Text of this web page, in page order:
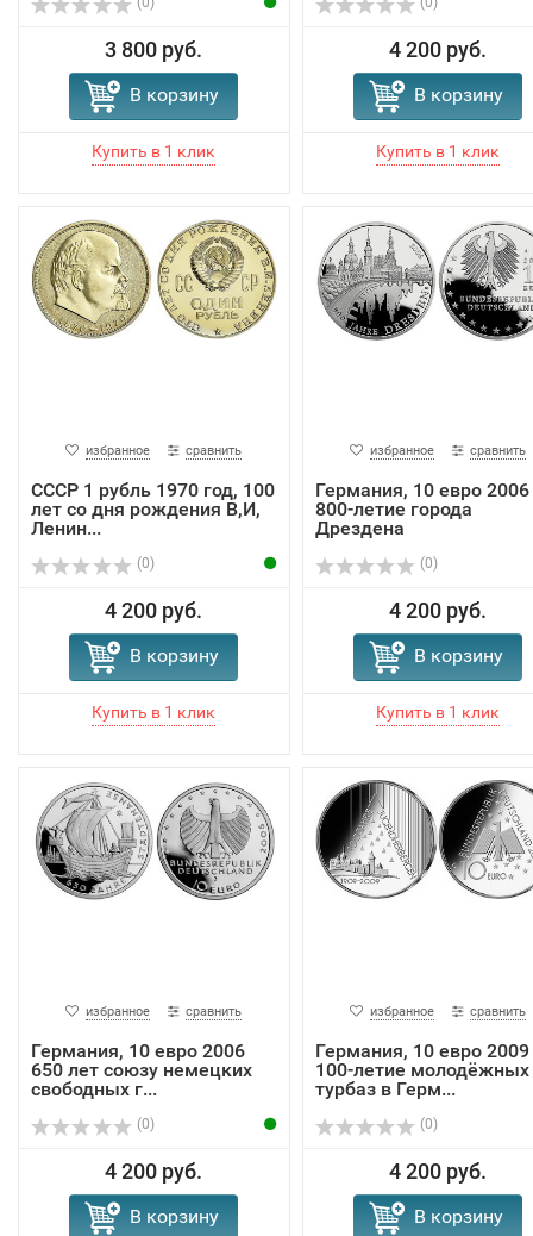
3 800 руб.
В корзину
4 200 руб.
В корзину
избранное сравнить
СССР 1 рубль 1970 год, 100
лет со дня рождения В,И,
Ленин...
(0)
4 200 руб.
В корзину
избранное сравнить
Германия, 10 евро 2006
800-летие города
Дрездена
(0)
4 200 руб.
В корзину
избранное сравнить
Германия, 10 евро 2006
650 лет союзу немецких
свободных г...
(0)
4 200 руб.
В корзину
избранное сравнить
Германия, 10 евро 2009
100-летие молодёжных
турбаз в Герм...
(0)
4 200 руб.
В корзину